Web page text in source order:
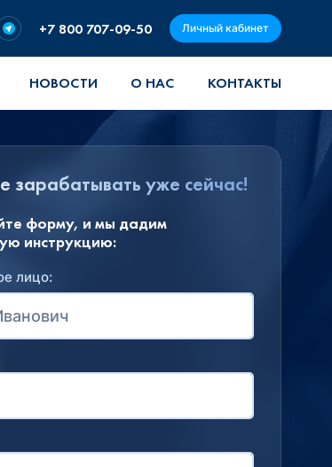
+7 800 707-09-50 Личный кабинет
НОВОСТИ О НАС КОНТАКТЫ
зарабатывать уже сейчас!
форму, и мы дадим
инструкцию:
лицо: